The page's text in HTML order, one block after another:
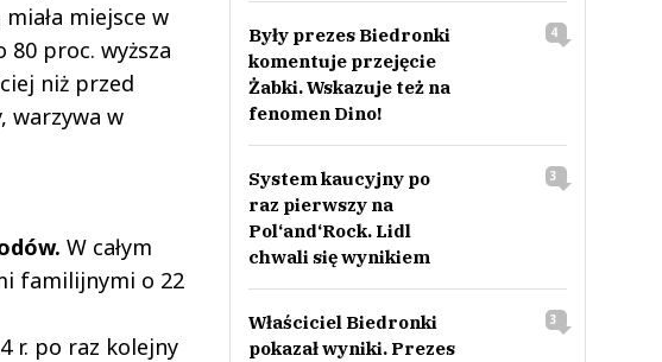
miejsce w
proc. wyższa
niż przed
warzywa w
W całym
familijnymi o 22
r. po raz kolejny
Były prezes Biedronki
komentuje przejęcie
Żabki. Wskazuje też na
fenomen Dino!
4
System kaucyjny po
raz pierwszy na
Pol‘and‘Rock. Lidl
chwali się wynikiem
3
Właściciel Biedronki
pokazał wyniki. Prezes
3